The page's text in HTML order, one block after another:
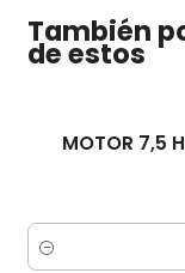
También
de estos
MOTOR 7,5
Cantidad